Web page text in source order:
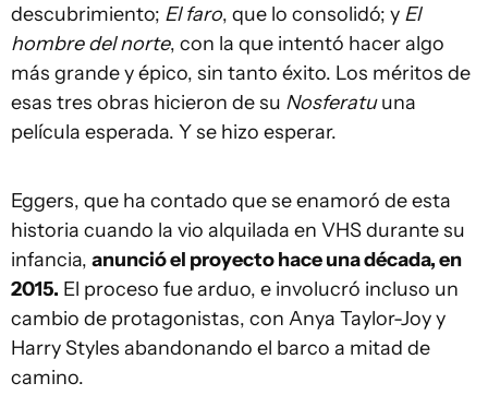
descubrimiento; El faro, que lo consolidó; y El
hombre del norte, con la que intentó hacer algo
más grande y épico, sin tanto éxito. Los méritos de
esas tres obras hicieron de su Nosferatuuna
película esperada. Y se hizo esperar.
Eggers, que ha contado que se enamoró de esta
historia cuando la vio alquilada en VHS durante su
infancia, anunció el proyecto hace una década, en
2015. El proceso fue arduo, e involucró incluso un
cambio de protagonistas, con Anya Taylor-Joy y
Harry Styles abandonando el barco a mitad de
camino.